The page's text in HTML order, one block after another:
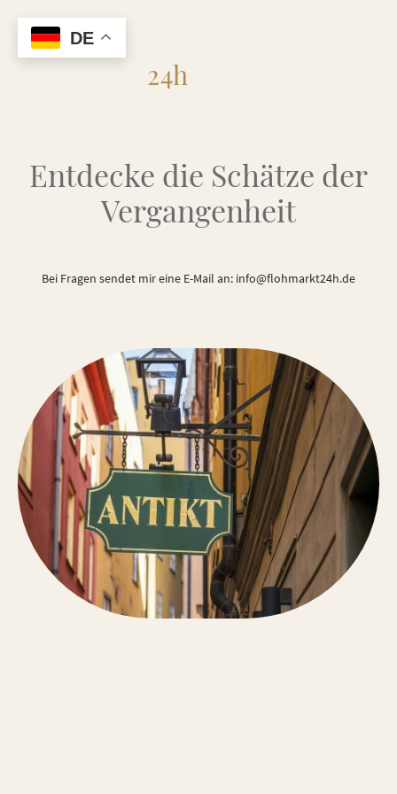
24h
Entdecke die Schätze der
Vergangenheit
Bei Fragen sendet mir eine E-Mail an: info@flohmarkt24h.de
DE